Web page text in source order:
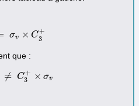
σv × C+
3
σv×C3 +
que :
≠ C+
3
× σv
≠ C3+× σv